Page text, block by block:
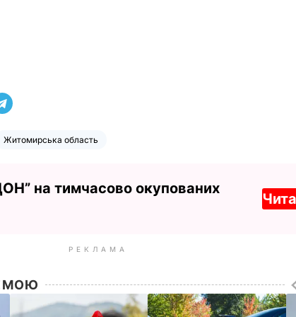
Житомирська область
на тимчасово окупованих
РЕКЛАМА